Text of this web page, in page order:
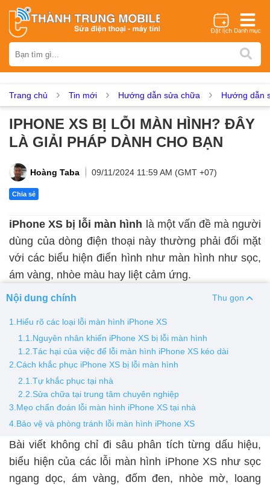
iPhone Samsung Oppo Xiaomi Realme Vivo
Nokia
Asus Sony Vertu LG Tecno
Dịch vụ sửa chữa
Thay camera
Thay loa Thay kính lưng Thay vỏ Thay chân sạc
Màn hình Xiaomi Màn hình Realme
Màn hình Vsmart Màn hình Google Pixel
Thay pin
Thay vỏ
Vỏ iPhone
Vỏ Huawei Vỏ Vivo
Trang chủ Tin mới Hướng dẫn sửa chữa Hướng dẫn
IPHONE XS BỊ LỖI MÀN HÌNH? ĐÂY
LÀ GIẢI PHÁP DÀNH CHO BẠN
Hoàng Taba 09/11/2024 11:59 AM (GMT +07)
Chia sẻ
iPhone XS bị lỗi màn hình là một vấn đề mà người
dùng của dòng điện thoại này thường phải đối mặt
với các biểu hiện điển hình như màn hình như sọc,
ám vàng, nhòe màu hay liệt cảm ứng.
Nội dung chính Thu gọn
1.Hiểu rõ các loại lỗi màn hình iPhone XS
1.1.Nguyên nhân khiến iPhone XS bị lỗi màn hình
1.2.Tác hại của việc để lỗi màn hình iPhone XS kéo dài
2.Cách khắc phục iPhone XS bị lỗi màn hình
2.1.Tự khắc phục tại nhà
2.2.Sửa chữa tại trung tâm chuyên nghiệp
3.Mẹo chẩn đoán lỗi màn hình iPhone XS tại nhà
4.Bảo vệ và phòng tránh lỗi màn hình iPhone XS
Bài viết không chỉ đi sâu phân tích từng dấu hiệu,
biểu hiện của các lỗi màn hình iPhone XS như sọc
ngang dọc, ám vàng, đốm đen, nhòe mờ, loang